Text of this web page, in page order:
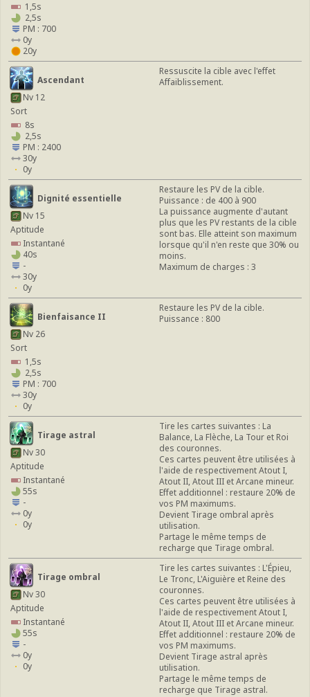
1,5s
2,5s
PM : 700
0y
20y
Ascendant
Nv 12
Sort
8s
2,5s
PM : 2400
30y
0y
Ressuscite la cible avec l'effet
Affaiblissement.
Dignité essentielle
Nv 15
Aptitude
Instantané
40s
-
30y
0y
Restaure les PV de la cible.
Puissance : de 400 à 900
La puissance augmente d'autant
plus que les PV restants de la cible
sont bas. Elle atteint son maximum
lorsque qu'il n'en reste que 30% ou
moins.
Maximum de charges : 3
Bienfaisance II
Nv 26
Sort
1,5s
2,5s
PM : 700
30y
0y
Restaure les PV de la cible.
Puissance : 800
Tirage astral
Nv 30
Aptitude
Instantané
55s
-
0y
0y
Tire les cartes suivantes : La
Balance, La Flèche, La Tour et Roi
des couronnes.
Ces cartes peuvent être utilisées à
l'aide de respectivement Atout I,
Atout II, Atout III et Arcane mineur.
Effet additionnel : restaure 20% de
vos PM maximums.
Devient Tirage ombral après
utilisation.
Partage le même temps de
recharge que Tirage ombral.
Tirage ombral
Nv 30
Aptitude
Instantané
55s
-
0y
0y
Tire les cartes suivantes : L'Épieu,
Le Tronc, L'Aiguière et Reine des
couronnes.
Ces cartes peuvent être utilisées à
l'aide de respectivement Atout I,
Atout II, Atout III et Arcane mineur.
Effet additionnel : restaure 20% de
vos PM maximums.
Devient Tirage astral après
utilisation.
Partage le même temps de
recharge que Tirage astral.